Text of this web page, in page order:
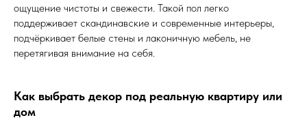
ощущение чистоты и свежести. Такой пол легко
поддерживает скандинавские и современные интерьеры,
подчёркивает белые стены и лаконичную мебель, не
перетягивая внимание на себя.
Как выбрать декор под реальную квартиру или
дом